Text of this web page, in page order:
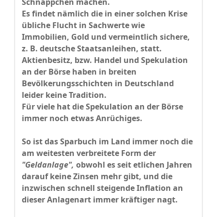
Es findet nämlich die in einer solchen Krise
übliche Flucht in Sachwerte wie
Immobilien, Gold und vermeintlich sichere,
z. B. deutsche Staatsanleihen, statt.
Aktienbesitz, bzw. Handel und Spekulation
an der Börse haben in breiten
Bevölkerungsschichten in Deutschland
leider keine Tradition.
Für viele hat die Spekulation an der Börse
immer noch etwas Anrüchiges.
So ist das Sparbuch im Land immer noch die
am weitesten verbreitete Form der
"Geldanlage", obwohl es seit etlichen Jahren
darauf keine Zinsen mehr gibt, und die
inzwischen schnell steigende Inflation an
dieser Anlagenart immer kräftiger nagt.